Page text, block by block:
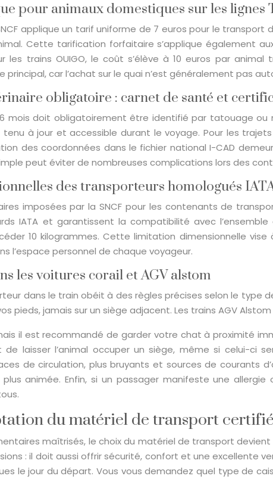
pour animaux domestiques sur les lignes
applique un tarif uniforme de 7 euros pour le
Cette tarification forfaitaire s’applique également
les trains OUIGO, le coût s’élève à 10 euros par
car l’achat sur le quai n’est généralement pas
obligatoire : carnet de santé et
mois doit obligatoirement être identifié par tatouage ou
à jour et accessible durant le voyage. Pour les
des coordonnées dans le fichier national I-CAD
peut éviter de nombreuses complications lors des
des transporteurs homologués
imposées par la SNCF pour les contenants de
IATA et garantissent la compatibilité avec
10 kilogrammes. Cette limitation dimensionnelle
l’espace personnel de chaque voyageur.
les voitures corail et AGV alstom
dans le train obéit à des règles précises selon le
pieds, jamais sur un siège adjacent. Les trains AGV
il est recommandé de garder votre chat à proximité
laisser l’animal occuper un siège, même si celui-ci
de circulation, plus bruyants et sources de courants
animée. Enfin, si un passager manifeste une
du matériel de transport certifié
maîtrisés, le choix du matériel de transport
: il doit aussi offrir sécurité, confort et une excellente
le jour du départ. Vous vous demandez quel type de